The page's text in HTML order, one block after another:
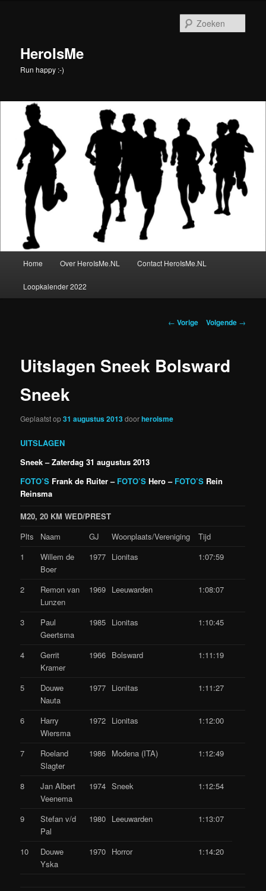
inhoudHeroIsMe
Run happy :-)
Home Over HeroIsMe.NL Contact HeroIsMe.NL
Loopkalender 2022
Berichtnavigatie
← Vorige Volgende →
Uitslagen Sneek Bolsward
Sneek
Geplaatst op31 augustus 2013doorheroisme
UITSLAGEN
Sneek – Zaterdag 31 augustus 2013
FOTO’S Frank de Ruiter – FOTO’S Hero – FOTO’S Rein
Reinsma
M20, 20 KM WED/PREST
Plts
Naam GJ Woonplaats/Vereniging
Tijd
1
Willem de
Boer
1977 Lionitas 1:07:59
2
Remon van
Lunzen
1969 Leeuwarden 1:08:07
3
Paul
Geertsma
1985 Lionitas 1:10:45
4
Gerrit
Kramer
1966 Bolsward 1:11:19
5
Douwe
Nauta
1977 Lionitas 1:11:27
6
Harry
Wiersma
1972 Lionitas 1:12:00
7
Roeland
Slagter
1986 Modena (ITA) 1:12:49
8
Jan Albert
Veenema
1974 Sneek 1:12:54
9
Stefan v/d
Pal
1980 Leeuwarden 1:13:07
10
Douwe
Yska
1970 Horror 1:14:20